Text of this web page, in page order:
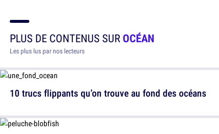
PLUS DE CONTENUS SUROCÉAN
Les plus lus par nos lecteurs
10 trucs flippants qu’on trouve au fond des océans